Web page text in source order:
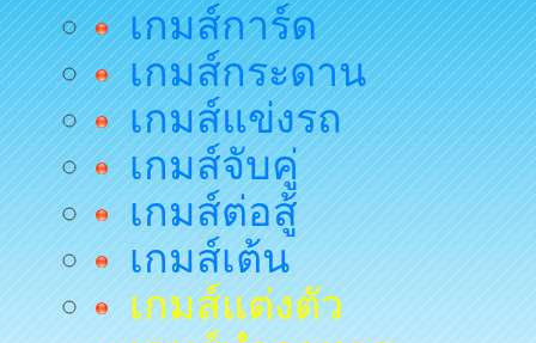
เกมส์การ์ด
เกมส์กระดาน
เกมส์แข่งรถ
เกมส์จับคู่
เกมส์ต่อสู้
เกมส์เต้น
เกมส์แต่งตัว